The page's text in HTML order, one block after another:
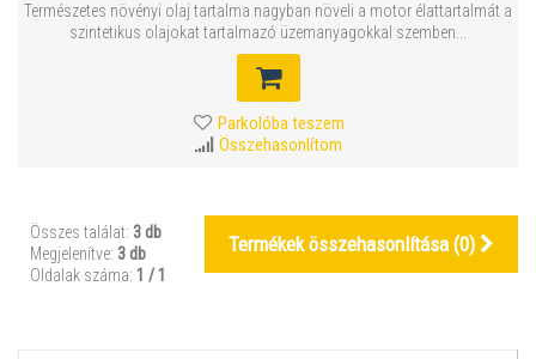
Természetes növényi olaj tartalma nagyban növeli a motor élattartalmát a
szintetikus olajokat tartalmazó üzemanyagokkal szemben...
Parkolóba teszem
Összehasonlítom
Összes találat: 3 db
Megjelenítve: 3 db
Oldalak száma: 1 / 1
Termékek összehasonlítása (0)